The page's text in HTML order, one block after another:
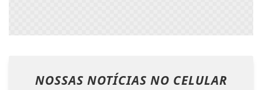
NOSSAS NOTÍCIAS NO CELULAR